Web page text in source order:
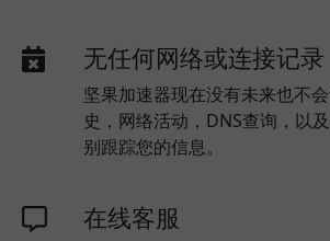
无任何网络或连接记录
坚果加速器现在没有未来也不
史，网络活动，DNS查询，以
别跟踪您的信息。
在线客服